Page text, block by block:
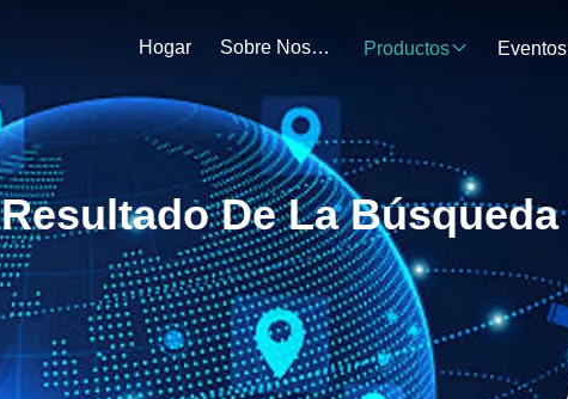
Hogar Sobre Nosotros Productos Eventos
Resultado De La Búsqueda